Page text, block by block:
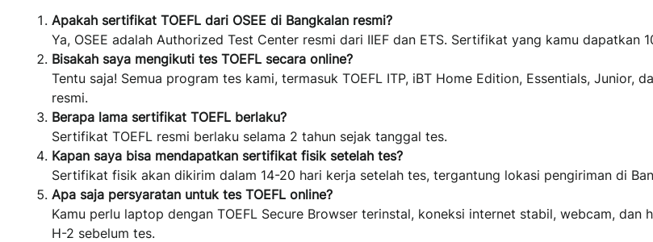
Apakah sertifikat TOEFL dari OSEE di Bangkalan resmi?
Ya, OSEE adalah Authorized Test Center resmi dari IIEF dan ETS. Sertifikat yang kamu
Bisakah saya mengikuti tes TOEFL secara online?
Tentu saja! Semua program tes kami, termasuk TOEFL ITP, iBT Home Edition, Essentials, Junior,
resmi.
Berapa lama sertifikat TOEFL berlaku?
Sertifikat TOEFL resmi berlaku selama 2 tahun sejak tanggal tes.
Kapan saya bisa mendapatkan sertifikat fisik setelah tes?
Sertifikat fisik akan dikirim dalam 14-20 hari kerja setelah tes, tergantung lokasi pengiriman di
Apa saja persyaratan untuk tes TOEFL online?
Kamu perlu laptop dengan TOEFL Secure Browser terinstal, koneksi internet stabil, webcam, dan
H-2 sebelum tes.